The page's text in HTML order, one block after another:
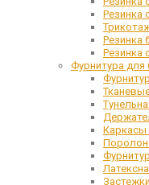
Резинка
Резинка
Резинка
Фурнитура для
Каркасы